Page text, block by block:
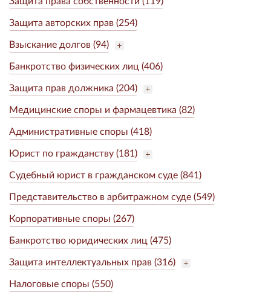
Защита авторских прав (254)
Взыскание долгов (94)
Банкротство физических лиц (406)
Защита прав должника (204)
Медицинские споры и фармацевтика (82)
Административные споры (418)
Юрист по гражданству (181)
Судебный юрист в гражданском суде (841)
Представительство в арбитражном суде (549)
Корпоративные споры (267)
Банкротство юридических лиц (475)
Защита интеллектуальных прав (316)
Налоговые споры (550)